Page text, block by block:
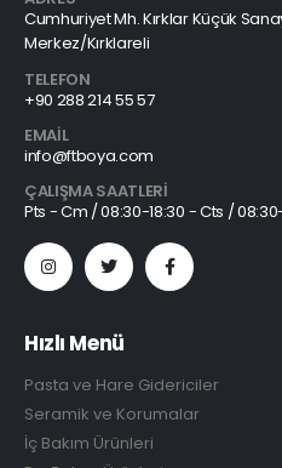
Cumhuriyet Mh. Kırklar Küçük
Merkez/Kırklareli
TELEFON
+90 288 214 55 57
EMAIL
info@ftboya.com
ÇALIŞMA SAATLERI
Pts - Cm / 08:30-18:30 - Cts /
Hızlı Menü
Pasta ve Hare Gidericiler
Seramik ve Korumalar
İç Bakım Ürünleri